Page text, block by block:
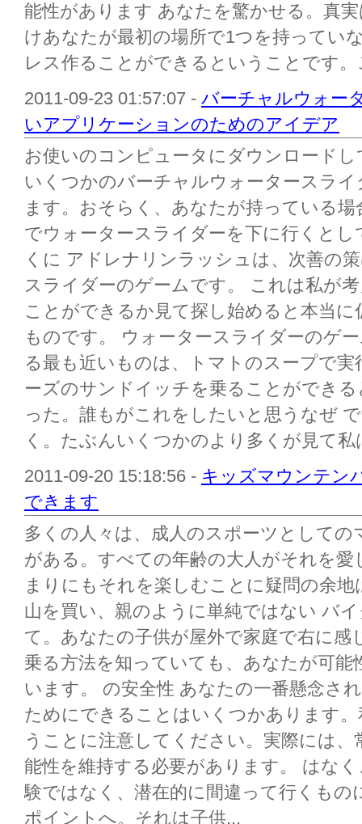
能性があります あなたを驚かせる。真
けあなたが最初の場所で1つを持ってい
レス作ることができるということです
2011-09-23 01:57:07 - バーチャルウォー
いアプリケーションのためのアイデア
お使いのコンピュータにダウンロード
いくつかのバーチャルウォータースラ
ます。おそらく、あなたが持っている
でウォータースライダーを下に行くと
くに アドレナリンラッシュは、次善の
スライダーのゲームです。 これは私が
ことができるか見て探し始めると本当
ものです。 ウォータースライダーのゲ
る最も近いものは、トマトのスープで
ーズのサンドイッチを乗ることができ
った。誰もがこれをしたいと思うなぜ
く。たぶんいくつかのより多くが見て
2011-09-20 15:18:56 - キッズマウンテン
できます
多くの人々は、成人のスポーツとして
がある。すべての年齢の大人がそれを
まりにもそれを楽しむことに疑問の余
山を買い、親のように単純ではない バ
て。あなたの子供が屋外で家庭で右に
乗る方法を知っていても、あなたが可
います。 の安全性 あなたの一番懸念さ
ためにできることはいくつかあります
うことに注意してください。実際には
能性を維持する必要があります。 はな
験ではなく、潜在的に間違って行くもの
ポイントへ。それは子供...